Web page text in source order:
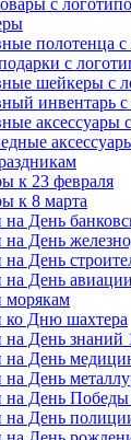
с
полотенца с
с
шейкеры с
инвентарь
аксессуары
к 23 февраля
к 8 марта
День
на День
День
на День авиации
морякам
ко Дню шахтера
День знаний
День
День
на День Победы
на День